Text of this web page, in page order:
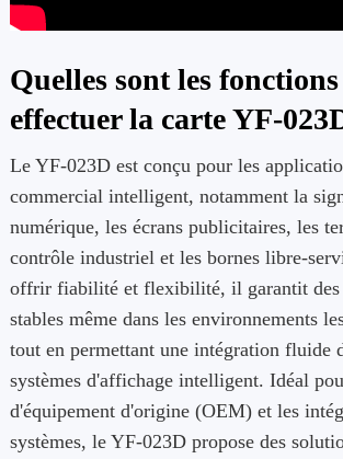
Quelles sont les
effectuer la carte YF-
Le YF-023D est conçu pour les
commercial intelligent, notamment la
numérique, les écrans publicitaires, les
contrôle industriel et les bornes libre-
offrir fiabilité et flexibilité, il garantit des
stables même dans les environnements
tout en permettant une intégration fluide
systèmes d'affichage intelligent. Idéal
d'équipement d'origine (OEM) et les
systèmes, le YF-023D propose des